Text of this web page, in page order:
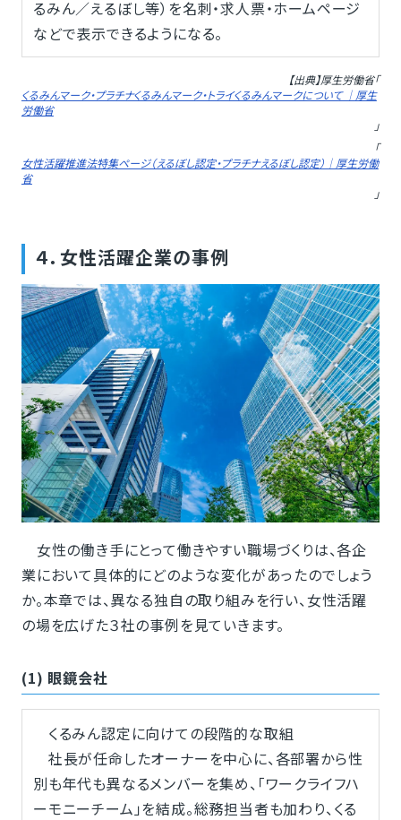
るみん／えるぼし等）を名刺・求人票・ホームページ
などで表示できるようになる。
【出典】厚生労働省「
くるみんマーク・プラチナくるみんマーク・トライくるみんマークについて ｜厚生
労働省
」
「
女性活躍推進法特集ページ（えるぼし認定・プラチナえるぼし認定）｜厚生労働
省
」
４．女性活躍企業の事例
女性の働き手にとって働きやすい職場づくりは、各企
業において具体的にどのような変化があったのでしょう
か。本章では、異なる独自の取り組みを行い、女性活躍
の場を広げた３社の事例を見ていきます。
(1) 眼鏡会社
くるみん認定に向けての段階的な取組
社長が任命したオーナーを中心に、各部署から性
別も年代も異なるメンバーを集め、「ワークライフハ
ーモニーチーム」を結成。総務担当者も加わり、くる